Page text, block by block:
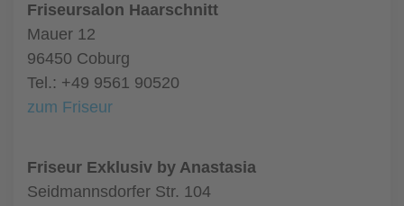
Friseursalon Haarschnitt
Mauer 12
96450 Coburg
Tel.: +49 9561 90520
zum Friseur
Friseur Exklusiv by Anastasia
Seidmannsdorfer Str. 104